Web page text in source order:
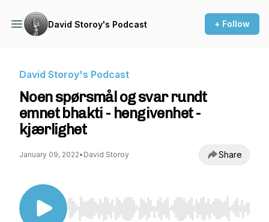
David Storoy's Podcast + Follow
David Storoy's Podcast
Noen spørsmål og svar rundt
emnet bhakti - hengivenhet -
kjærlighet
January 09, 2022• David Storoy Share
Use Left/Right to seek, Home/End to jump to